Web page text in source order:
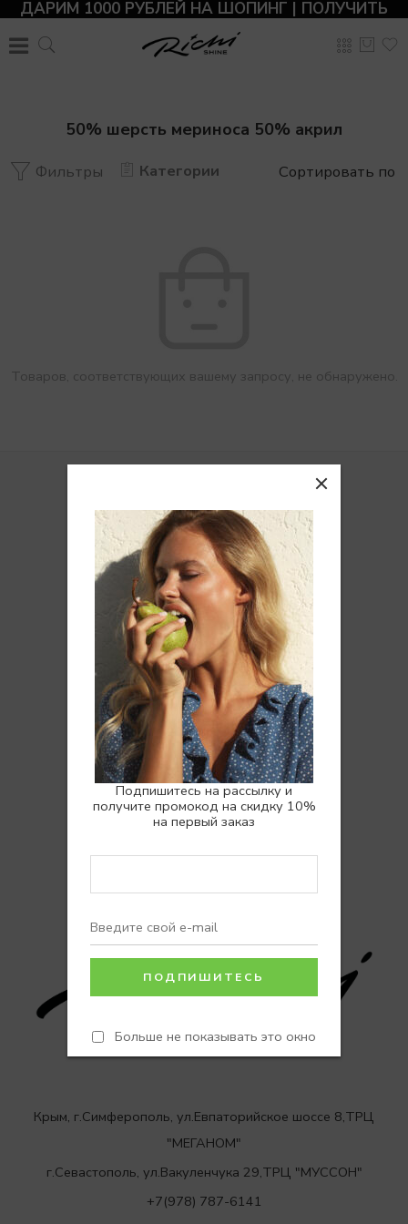
Подпишитесь на рассылку и
получите промокод на скидку 10%
на первый заказ
Больше не показывать это окно
ДАРИМ 1000 РУБЛЕЙ НА ШОПИНГ | ПОЛУЧИТЬ
50% шерсть мериноса 50% акрил
Фильтры Категории Сортировать по
Товаров, соответствующих вашему запросу, не обнаружено.
Покупателям
Доставка
Возврат
Вопросы и ответы
Отзывы
Программа лояльности
НУЖНА ПОМОЩЬ? МЫ РЯДОМ:
Ежедневно с 10:00 до 22:00
Ответим на любой вопрос,
позвоните или напишите нам:
Крым, г.Симферополь, ул.Евпаторийское шоссе 8,ТРЦ
"МЕГАНОМ"
г.Севастополь, ул.Вакуленчука 29,ТРЦ "МУССОН"
+7(978) 787-6141